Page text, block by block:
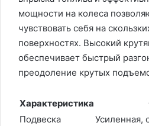
мощности на колеса
чувствовать себя на
поверхностях. Высокий
обеспечивает быстрый
преодоление крутых
Характеристика
Подвеска
Усиленная,